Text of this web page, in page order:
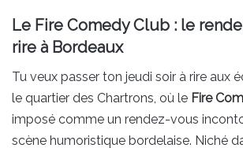
Le Fire Comedy Club : le
rire à Bordeaux
Tu veux passer ton jeudi soir à rire aux
le quartier des Chartrons, où le Fire
imposé comme un rendez-vous
scène humoristique bordelaise. Niché